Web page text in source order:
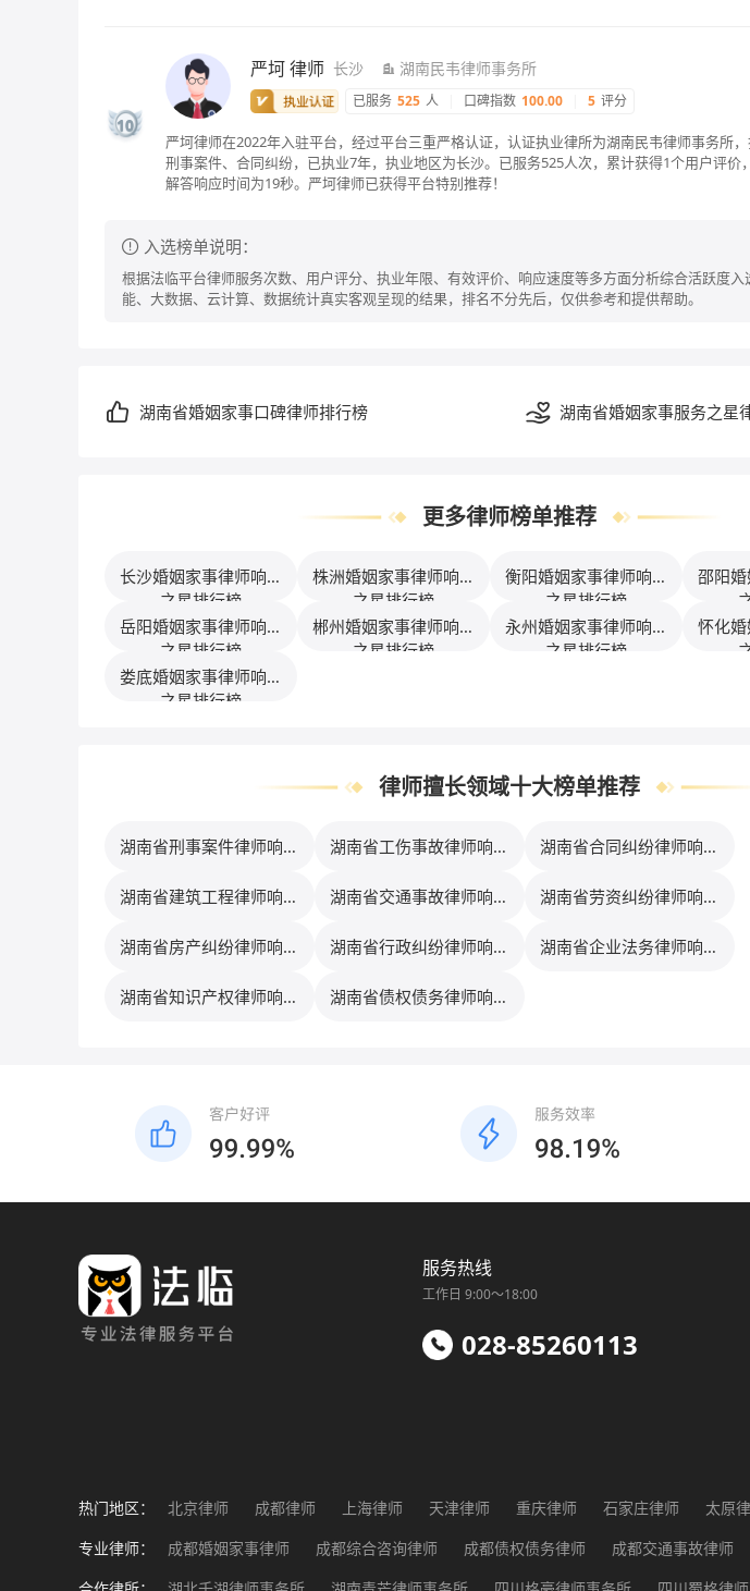
10
严坷律师 长沙 湖南民韦律师事务所
已服务 525 人 口碑指数 100.00 5 评分
严坷律师在2022年入驻平台，经过平台三重严格认证，认证执业律所为湖南民韦律师事务所，
刑事案件、合同纠纷，已执业7年，执业地区为长沙。已服务525人次，累计获得1个用户评价
解答响应时间为19秒。严坷律师已获得平台特别推荐！
入选榜单说明：
根据法临平台律师服务次数、用户评分、执业年限、有效评价、响应速度等多方面分析综合活跃度入
能、大数据、云计算、数据统计真实客观呈现的结果，排名不分先后，仅供参考和提供帮助。
湖南省婚姻家事口碑律师排行榜 湖南省婚姻家事服务之星
更多律师榜单推荐
长沙婚姻家事律师响应
之星排行榜
株洲婚姻家事律师响应
之星排行榜
衡阳婚姻家事律师响应
之星排行榜
邵阳婚
岳阳婚姻家事律师响应
之星排行榜
郴州婚姻家事律师响应
之星排行榜
永州婚姻家事律师响应
之星排行榜
怀化婚
娄底婚姻家事律师响应
之星排行榜
律师擅长领域十大榜单推荐
湖南省刑事案件律师响应
湖南省工伤事故律师响应
湖南省合同纠纷律师响应
湖南省建筑工程律师响应
湖南省交通事故律师响应
湖南省劳资纠纷律师响应
湖南省房产纠纷律师响应
湖南省行政纠纷律师响应
湖南省企业法务律师响应
湖南省知识产权律师响应
湖南省债权债务律师响应
服务热线
工作日 9:00～18:00
028-85260113
热门地区： 北京律师 成都律师 上海律师 天津律师 重庆律师 石家庄律师 太原
福州律师
南昌律师 济南律师 郑州律师 广州律师 长沙律师 武汉律师
专业律师：
成都婚姻家事律师 成都综合咨询律师 成都债权债务律师 成都交通事故律师
成都工伤事故律师
成都企业法务律师 成都征地纠纷律师 成都医疗纠纷律师